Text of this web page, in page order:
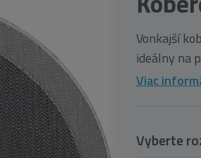
Vonkajší
ideálny na
Viac
Vyberte